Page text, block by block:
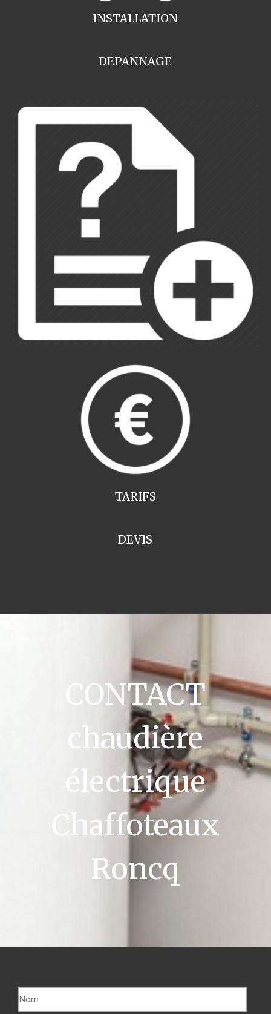
INSTALLATION
DEPANNAGE
TARIFS
DEVIS
CONTACT
chaudière
électrique
Chaffoteaux
Roncq